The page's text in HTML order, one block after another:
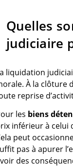
Quelles
judiciaire
liquidation
À la clôture
reprise
les biens
inférieur à celui
peut
pas à apurer
des